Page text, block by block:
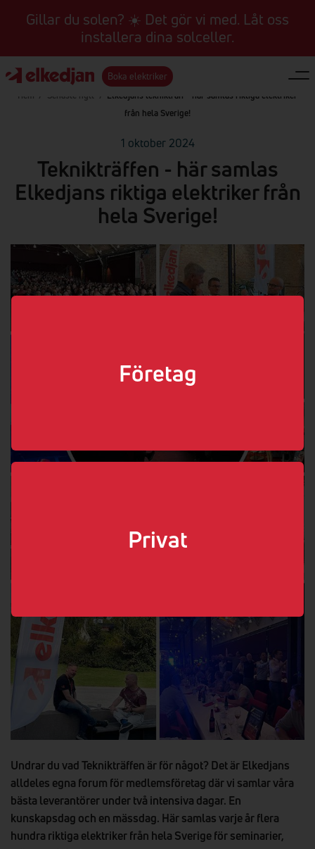
Gillar du solen? ☀️ Det gör vi med. Låt oss
installera dina solceller.
Boka elektriker
Företag
Privat
Hem / Senaste nytt / Elkedjans teknikträff - här samlas riktiga elektriker
från hela Sverige!
1 oktober 2024
Teknikträffen - här samlas
Elkedjans riktiga elektriker från
hela Sverige!
Undrar du vad Teknikträffen är för något? Det är Elkedjans
alldeles egna forum för medlemsföretag där vi samlar våra
bästa leverantörer under två intensiva dagar. En
kunskapsdag och en mässdag. Här samlas varje år flera
hundra riktiga elektriker från hela Sverige för seminarier,